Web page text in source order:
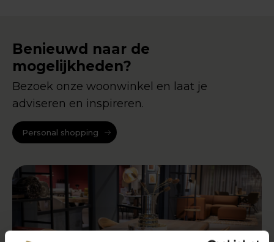
Benieuwd naar de
mogelijkheden?
Bezoek onze woonwinkel en laat je
adviseren en inspireren.
Personal shopping